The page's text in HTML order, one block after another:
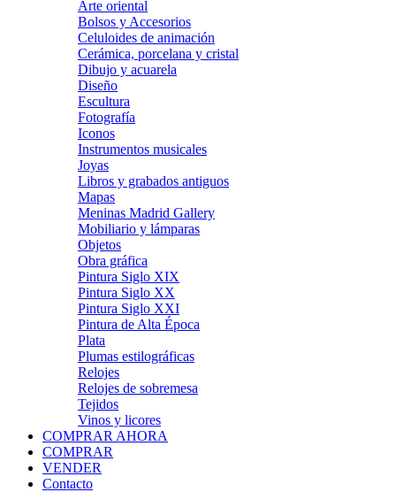
Arte oriental
Bolsos y Accesorios
Celuloides de animación
Cerámica, porcelana y cristal
Dibujo y acuarela
Diseño
Escultura
Fotografía
Iconos
Instrumentos musicales
Joyas
Libros y grabados antiguos
Mapas
Meninas Madrid Gallery
Mobiliario y lámparas
Objetos
Obra gráfica
Pintura Siglo XIX
Pintura Siglo XX
Pintura Siglo XXI
Pintura de Alta Época
Plata
Plumas estilográficas
Relojes
Relojes de sobremesa
Tejidos
Vinos y licores
COMPRAR AHORA
COMPRAR
VENDER
Contacto